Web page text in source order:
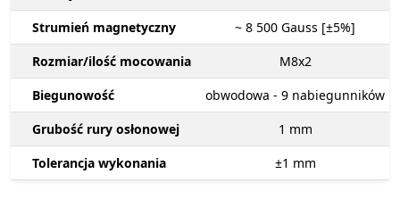
Strumień magnetyczny
~ 8 500 Gauss [±5%]
Rozmiar/ilość mocowania
M8x2
Biegunowość
obwodowa - 9 nabiegunników
Grubość rury osłonowej
1 mm
Tolerancja wykonania
±1 mm